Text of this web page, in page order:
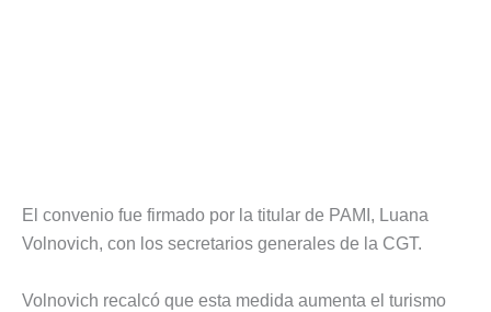
El convenio fue firmado por la titular de PAMI, Luana
Volnovich, con los secretarios generales de la CGT.
Volnovich recalcó que esta medida aumenta el turismo